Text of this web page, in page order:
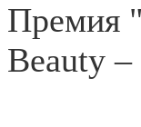
Премия
Beauty